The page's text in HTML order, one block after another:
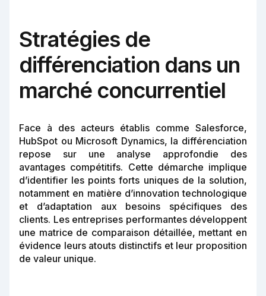
Stratégies de
différenciation dans un
marché concurrentiel
Face à des acteurs établis comme Salesforce,
HubSpot ou Microsoft Dynamics, la différenciation
repose sur une analyse approfondie des
avantages compétitifs. Cette démarche implique
d’identifier les points forts uniques de la solution,
notamment en matière d’innovation technologique
et d’adaptation aux besoins spécifiques des
clients. Les entreprises performantes développent
une matrice de comparaison détaillée, mettant en
évidence leurs atouts distinctifs et leur proposition
de valeur unique.